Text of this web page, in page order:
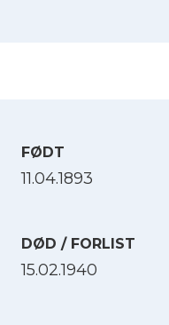
FØDT
11.04.1893
DØD / FORLIST
15.02.1940